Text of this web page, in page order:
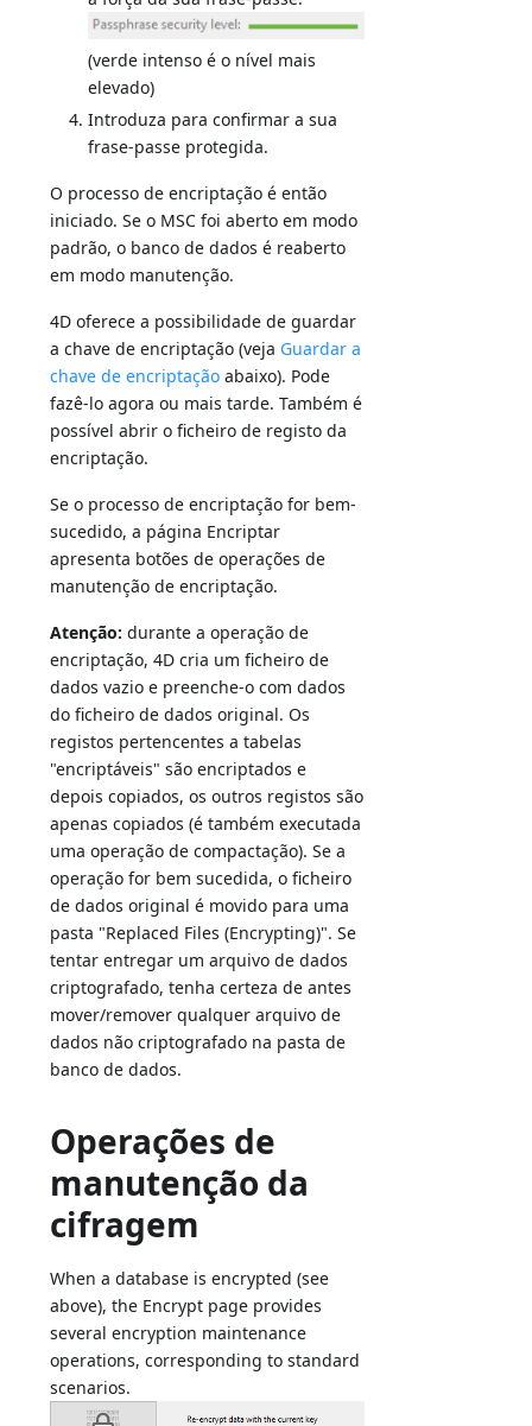
(verde intenso é o nível mais
elevado)
Introduza para confirmar a sua
frase-passe protegida.
O processo de encriptação é então
iniciado. Se o MSC foi aberto em modo
padrão, o banco de dados é reaberto
em modo manutenção.
4D oferece a possibilidade de guardar
a chave de encriptação (veja Guardar a
chave de encriptação abaixo). Pode
fazê-lo agora ou mais tarde. Também é
possível abrir o ficheiro de registo da
encriptação.
Se o processo de encriptação for bem-
sucedido, a página Encriptar
apresenta botões de operações de
manutenção de encriptação.
Atenção: durante a operação de
encriptação, 4D cria um ficheiro de
dados vazio e preenche-o com dados
do ficheiro de dados original. Os
registos pertencentes a tabelas
"encriptáveis" são encriptados e
depois copiados, os outros registos são
apenas copiados (é também executada
uma operação de compactação). Se a
operação for bem sucedida, o ficheiro
de dados original é movido para uma
pasta "Replaced Files (Encrypting)". Se
tentar entregar um arquivo de dados
criptografado, tenha certeza de antes
mover/remover qualquer arquivo de
dados não criptografado na pasta de
banco de dados.
Operações de
manutenção da
cifragem
When a database is encrypted (see
above), the Encrypt page provides
several encryption maintenance
operations, corresponding to standard
scenarios.